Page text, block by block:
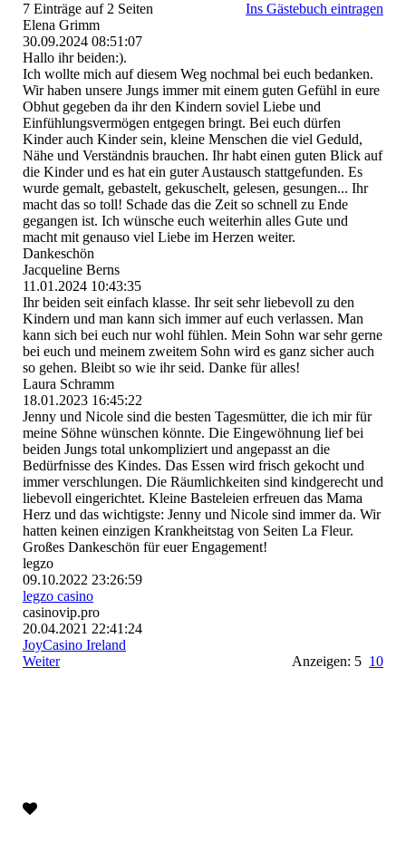
7 Einträge auf 2 Seiten
Ins Gästebuch eintragen
Elena Grimm
30.09.2024 08:51:07
Hallo ihr beiden:).
Ich wollte mich auf diesem Weg nochmal bei euch bedanken.
Wir haben unsere Jungs immer mit einem guten Gefühl in eure
Obhut gegeben da ihr den Kindern soviel Liebe und
Einfühlungsvermögen entgegen bringt. Bei euch dürfen
Kinder auch Kinder sein, kleine Menschen die viel Geduld,
Nähe und Verständnis brauchen. Ihr habt einen guten Blick auf
die Kinder und es hat ein guter Austausch stattgefunden. Es
wurde gemalt, gebastelt, gekuschelt, gelesen, gesungen... Ihr
macht das so toll! Schade das die Zeit so schnell zu Ende
gegangen ist. Ich wünsche euch weiterhin alles Gute und
macht mit genauso viel Liebe im Herzen weiter.
Dankeschön
Jacqueline Berns
11.01.2024 10:43:35
Ihr beiden seit einfach klasse. Ihr seit sehr liebevoll zu den
Kindern und man kann sich immer auf euch verlassen. Man
kann sich bei euch nur wohl fühlen. Mein Sohn war sehr gerne
bei euch und meinem zweitem Sohn wird es ganz sicher auch
so gehen. Bleibt so wie ihr seid. Danke für alles!
Laura Schramm
18.01.2023 16:45:22
Jenny und Nicole sind die besten Tagesmütter, die ich mir für
meine Söhne wünschen könnte. Die Eingewöhnung lief bei
beiden Jungs total unkompliziert und angepasst an die
Bedürfnisse des Kindes. Das Essen wird frisch gekocht und
immer verschlungen. Die Räumlichkeiten sind kindgerecht und
liebevoll eingerichtet. Kleine Basteleien erfreuen das Mama
Herz und das wichtigste: Jenny und Nicole sind immer da. Wir
hatten keinen einzigen Krankheitstag von Seiten La Fleur.
Großes Dankeschön für euer Engagement!
legzo
09.10.2022 23:26:59
legzo casino
casinovip.pro
20.04.2021 22:41:24
JoyCasino Ireland
Weiter
Anzeigen: 5 10